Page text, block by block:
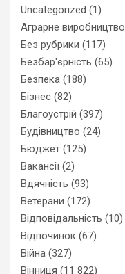
Uncategorized (1)
Аграрне виробництво
Без рубрики (117)
Безбар'єрність (65)
Безпека (188)
Бізнес (82)
Благоустрій (397)
Будівництво (24)
Бюджет (125)
Вакансії (2)
Вдячність (93)
Ветерани (172)
Відповідальність (10)
Відпочинок (67)
Війна (327)
Вінниця (11 822)